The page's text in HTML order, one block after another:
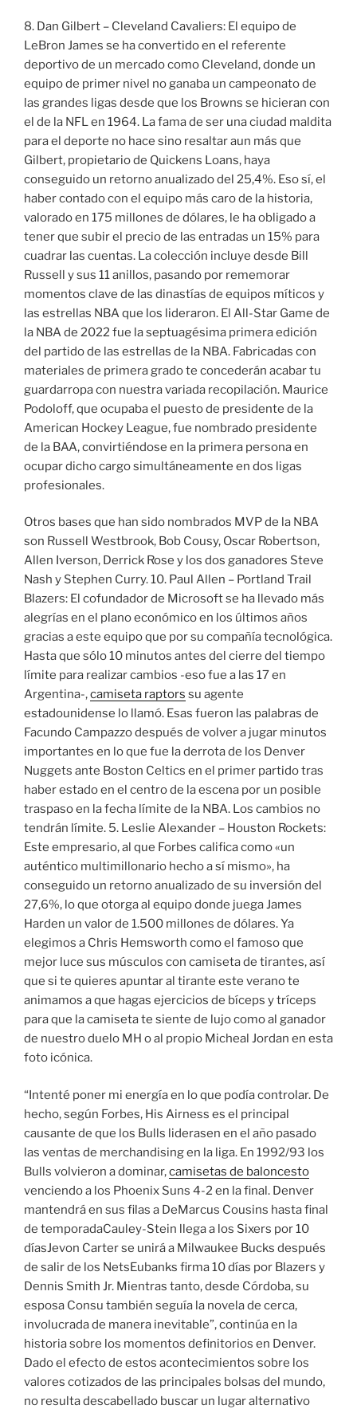
8. Dan Gilbert – Cleveland Cavaliers: El equipo de
LeBron James se ha convertido en el referente
deportivo de un mercado como Cleveland, donde un
equipo de primer nivel no ganaba un campeonato de
las grandes ligas desde que los Browns se hicieran con
el de la NFL en 1964. La fama de ser una ciudad maldita
para el deporte no hace sino resaltar aun más que
Gilbert, propietario de Quickens Loans, haya
conseguido un retorno anualizado del 25,4%. Eso sí, el
haber contado con el equipo más caro de la historia,
valorado en 175 millones de dólares, le ha obligado a
tener que subir el precio de las entradas un 15% para
cuadrar las cuentas. La colección incluye desde Bill
Russell y sus 11 anillos, pasando por rememorar
momentos clave de las dinastías de equipos míticos y
las estrellas NBA que los lideraron. El All-Star Game de
la NBA de 2022 fue la septuagésima primera edición
del partido de las estrellas de la NBA. Fabricadas con
materiales de primera grado te concederán acabar tu
guardarropa con nuestra variada recopilación. Maurice
Podoloff, que ocupaba el puesto de presidente de la
American Hockey League, fue nombrado presidente
de la BAA, convirtiéndose en la primera persona en
ocupar dicho cargo simultáneamente en dos ligas
profesionales.
Otros bases que han sido nombrados MVP de la NBA
son Russell Westbrook, Bob Cousy, Oscar Robertson,
Allen Iverson, Derrick Rose y los dos ganadores Steve
Nash y Stephen Curry. 10. Paul Allen – Portland Trail
Blazers: El cofundador de Microsoft se ha llevado más
alegrías en el plano económico en los últimos años
gracias a este equipo que por su compañía tecnológica.
Hasta que sólo 10 minutos antes del cierre del tiempo
límite para realizar cambios -eso fue a las 17 en
Argentina-,camiseta raptors su agente
estadounidense lo llamó. Esas fueron las palabras de
Facundo Campazzo después de volver a jugar minutos
importantes en lo que fue la derrota de los Denver
Nuggets ante Boston Celtics en el primer partido tras
haber estado en el centro de la escena por un posible
traspaso en la fecha límite de la NBA. Los cambios no
tendrán límite. 5. Leslie Alexander – Houston Rockets:
Este empresario, al que Forbes califica como «un
auténtico multimillonario hecho a sí mismo», ha
conseguido un retorno anualizado de su inversión del
27,6%, lo que otorga al equipo donde juega James
Harden un valor de 1.500 millones de dólares. Ya
elegimos a Chris Hemsworth como el famoso que
mejor luce sus músculos con camiseta de tirantes, así
que si te quieres apuntar al tirante este verano te
animamos a que hagas ejercicios de bíceps y tríceps
para que la camiseta te siente de lujo como al ganador
de nuestro duelo MH o al propio Micheal Jordan en esta
foto icónica.
“Intenté poner mi energía en lo que podía controlar. De
hecho, según Forbes, His Airness es el principal
causante de que los Bulls liderasen en el año pasado
las ventas de merchandising en la liga. En 1992/93 los
Bulls volvieron a dominar,camisetas de baloncesto
venciendo a los Phoenix Suns 4-2 en la final. Denver
mantendrá en sus filas a DeMarcus Cousins hasta final
de temporadaCauley-Stein llega a los Sixers por 10
díasJevon Carter se unirá a Milwaukee Bucks después
de salir de los NetsEubanks firma 10 días por Blazers y
Dennis Smith Jr. Mientras tanto, desde Córdoba, su
esposa Consu también seguía la novela de cerca,
involucrada de manera inevitable”, continúa en la
historia sobre los momentos definitorios en Denver.
Dado el efecto de estos acontecimientos sobre los
valores cotizados de las principales bolsas del mundo,
no resulta descabellado buscar un lugar alternativo